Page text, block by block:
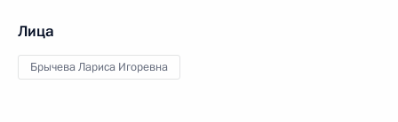
Лица
Брычева Лариса Игоревна